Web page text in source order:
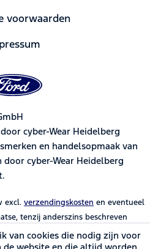
voorwaarden
cyber-Wear Heidelberg
en handelsopmaak van
cyber-Wear Heidelberg
excl. verzendingskosten en eventueel
tenzij anderszins beschreven
van cookies die nodig zijn voor